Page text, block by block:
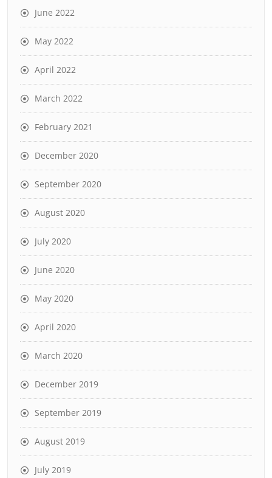
June 2022
May 2022
April 2022
March 2022
February 2021
December 2020
September 2020
August 2020
July 2020
June 2020
May 2020
April 2020
March 2020
December 2019
September 2019
August 2019
July 2019